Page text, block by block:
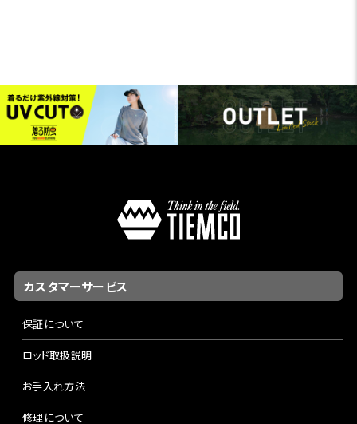
カスタマーサービス
保証について
ロッド取扱説明
お手入れ方法
修理について